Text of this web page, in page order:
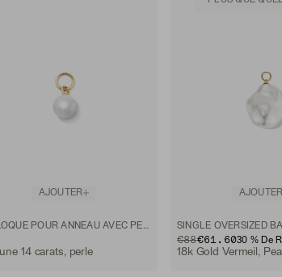
AJOUTER
14 carats, perle
AJOUTER
ORIGINAL PRICE
€88
SALE PRICE
€61.6030 % De
18k Gold Vermeil,